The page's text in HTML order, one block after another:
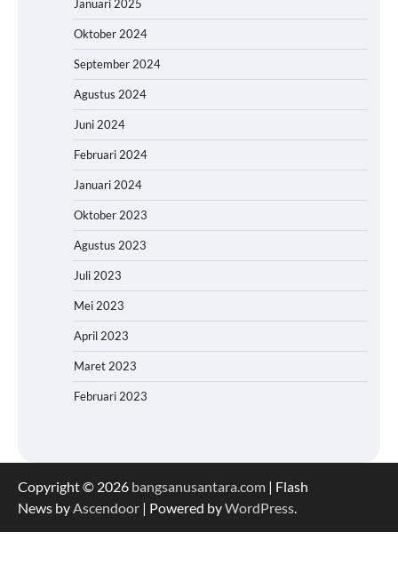
Januari 2025
Oktober 2024
September 2024
Agustus 2024
Juni 2024
Februari 2024
Januari 2024
Oktober 2023
Agustus 2023
Juli 2023
Mei 2023
April 2023
Maret 2023
Februari 2023
Copyright © 2026 bangsanusantara.com | Flash
News byAscendoor | Powered byWordPress.